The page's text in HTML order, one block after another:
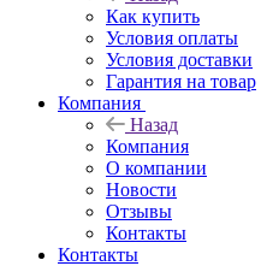
Как купить
Условия оплаты
Условия доставки
Гарантия на товар
Компания
Назад
Компания
О компании
Новости
Отзывы
Контакты
Контакты